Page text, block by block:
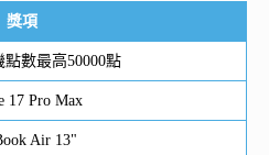
獎項
點數最高50000點
17 Pro Max
Air 13"